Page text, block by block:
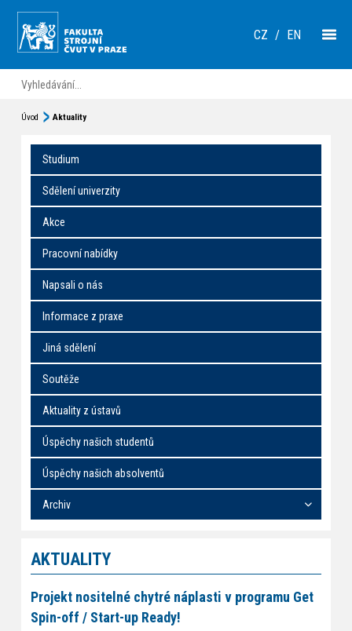
CZ / EN
Úvod Aktuality
Studium
Sdělení univerzity
Akce
Pracovní nabídky
Napsali o nás
Informace z praxe
Jiná sdělení
Soutěže
Aktuality z ústavů
Úspěchy našich studentů
Úspěchy našich absolventů
Archiv
AKTUALITY
Projekt nositelné chytré náplasti v programu Get
Spin-off / Start-up Ready!